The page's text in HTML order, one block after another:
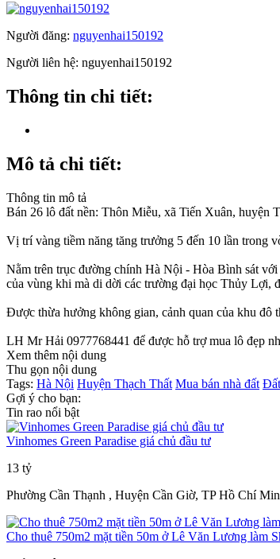
Người đăng: nguyenhai150192
Người liên hệ: nguyenhai150192
Thông tin chi tiết:
Mô tả chi tiết:
Thông tin mô tả
Bán 26 lô đất nền: Thôn Miễu, xã Tiến Xuân, huyện
Vị trí vàng tiềm năng tăng trưởng 5 đến 10 lần
Nằm trên trục đường chính Hà Nội - Hòa Bình sát
của vùng khi mà di dời các trường đại học Thủy Lợi,
Được thừa hưởng không gian, cảnh quan của khu đô
LH Mr Hải 0977768441 để được hỗ trợ mua lô đẹp
Xem thêm nội dung
Thu gọn nội dung
Tags: Hà Nội Huyện Thạch Thất Mua bán nhà đất
Gợi ý cho bạn:
Tin rao nổi bật
Vinhomes Green Paradise giá chủ đầu tư
13 tỷ
Phường Cần Thạnh , Huyện Cần Giờ, TP Hồ Chí
Cho thuê 750m2 mặt tiền 50m ở Lê Văn Lương làm